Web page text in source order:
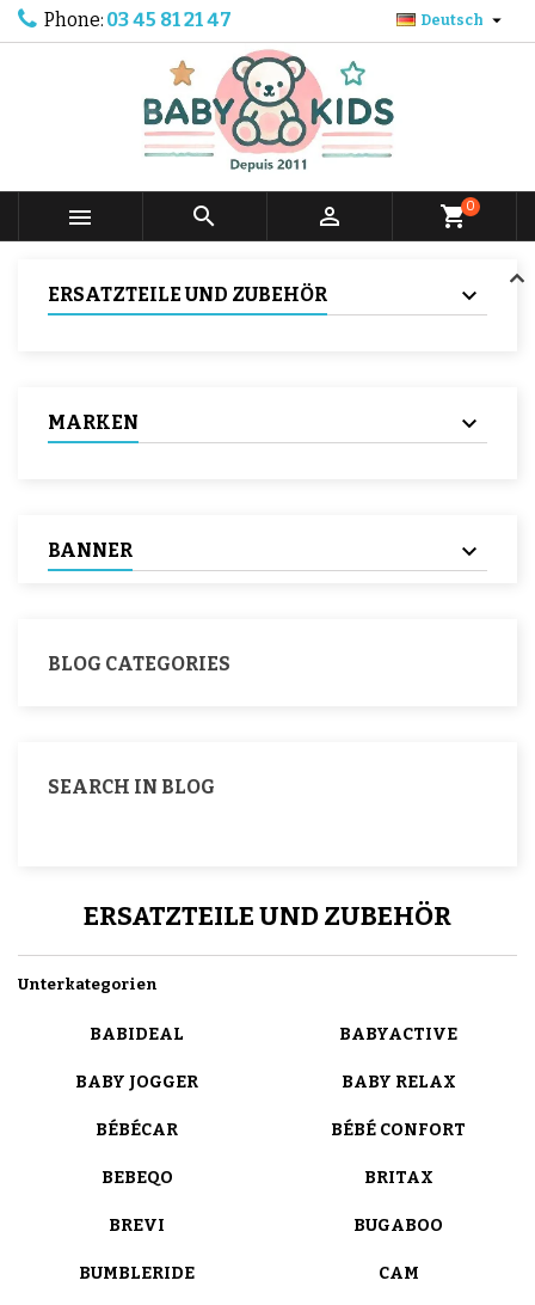
Phone: 03 45 81 21 47 Deutsch 
   shopping_cart0
ERSATZTEILE UND ZUBEHÖR
MARKEN
BANNER
BLOG CATEGORIES
SEARCH IN BLOG
ERSATZTEILE UND ZUBEHÖR
Unterkategorien
BABIDEAL BABYACTIVE
BABY JOGGER BABY RELAX
BÉBÉCAR BÉBÉ CONFORT
BEBEQO BRITAX
BREVI BUGABOO
BUMBLERIDE CAM